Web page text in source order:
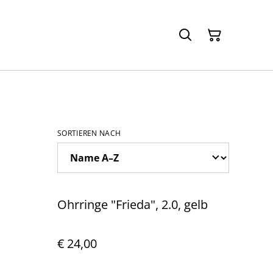
SORTIEREN NACH
Ohrringe "Frieda", 2.0, gelb
€ 24,00